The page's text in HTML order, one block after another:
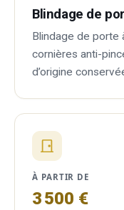
Blindage de
Blindage de porte
cornières anti-
d’origine
À PARTIR DE
3 500 €